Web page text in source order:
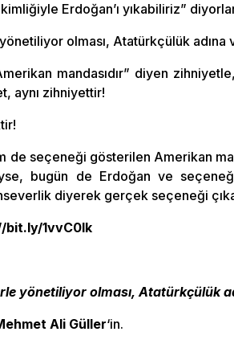
Erdoğan’ı yıkabiliriz”
olması, Atatürkçülük adına
mandasıdır” diyen
aynı zihniyettir!
de seçeneği gösterilen Amerikan
bugün de Erdoğan ve
diyerek gerçek seçeneği
bit.ly/1vvC0lk
yönetiliyor olması, Atatürkçülük
Ali Güller‘in.